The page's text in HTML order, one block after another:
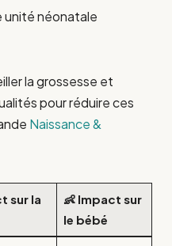
unité néonatale
la grossesse et
pour réduire ces
Naissance &
sur la
👶 Impact sur
le bébé